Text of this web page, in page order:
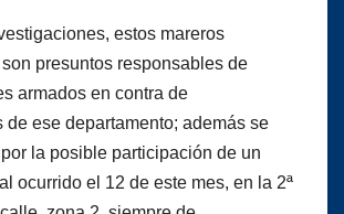
estos mareros
presuntos responsables de
armados en contra de
de ese departamento; además se
la posible participación de un
ocurrido el 12 de este mes, en la 2ª